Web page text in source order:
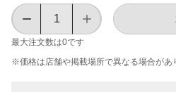
最大注文数は0です
※価格は​店舗や​掲載場所で​異なる​場合が​あ